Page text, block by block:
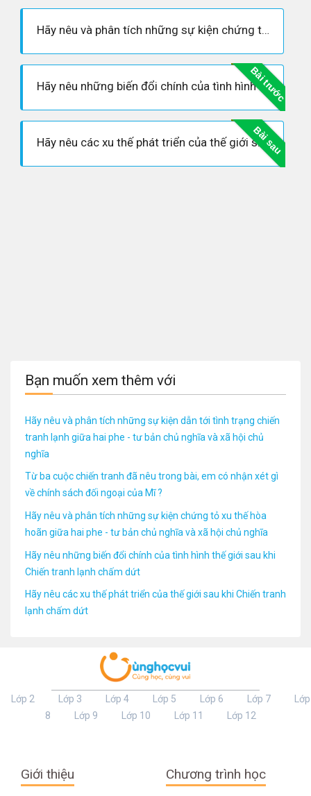
Hãy nêu và phân tích những sự kiện chứng tỏ xu thế hòa hoãn giữa hai phe - tư bản chủ nghĩa và xã hội chủ nghĩa
Bài trước
Hãy nêu những biến đổi chính của tình hình thế giới sau khi Chiến tranh lạnh chấm dứt
Bài sau
Hãy nêu các xu thế phát triển của thế giới sau khi Chiến tranh lạnh chấm dứt
Bạn muốn xem thêm với
Hãy nêu và phân tích những sự kiện dẫn tới tình trạng chiến
tranh lạnh giữa hai phe - tư bản chủ nghĩa và xã hội chủ
nghĩa
Từ ba cuộc chiến tranh đã nêu trong bài, em có nhận xét gì
về chính sách đối ngoại của Mĩ ?
Hãy nêu và phân tích những sự kiện chứng tỏ xu thế hòa
hoãn giữa hai phe - tư bản chủ nghĩa và xã hội chủ nghĩa
Hãy nêu những biến đổi chính của tình hình thế giới sau khi
Chiến tranh lạnh chấm dứt
Hãy nêu các xu thế phát triển của thế giới sau khi Chiến tranh
lạnh chấm dứt
Lớp 2 Lớp 3 Lớp 4 Lớp 5 Lớp 6 Lớp 7
Lớp
8
Lớp 9 Lớp 10 Lớp 11 Lớp 12
Giới thiệu Chương trình học